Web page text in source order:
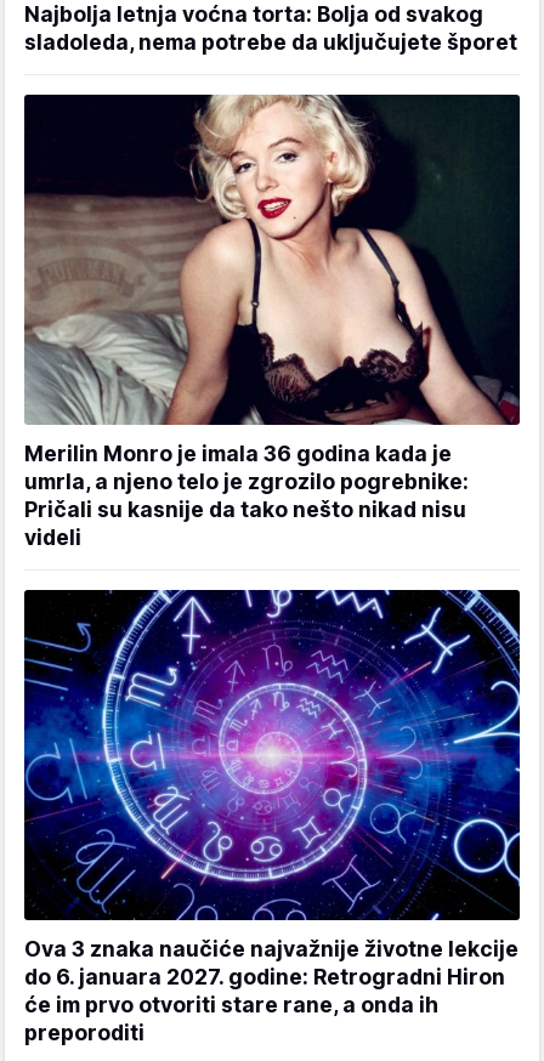
Najbolja letnja voćna torta: Bolja od svakog
sladoleda, nema potrebe da uključujete šporet
Merilin Monro je imala 36 godina kada je
umrla, a njeno telo je zgrozilo pogrebnike:
Pričali su kasnije da tako nešto nikad nisu
videli
Ova 3 znaka naučiće najvažnije životne lekcije
do 6. januara 2027. godine: Retrogradni Hiron
će im prvo otvoriti stare rane, a onda ih
preporoditi